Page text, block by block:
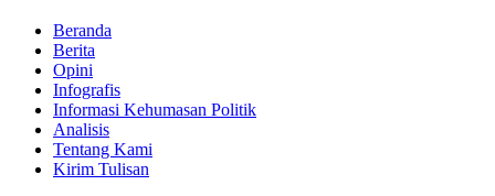
Beranda
Berita
Opini
Infografis
Informasi Kehumasan Politik
Analisis
Tentang Kami
Kirim Tulisan